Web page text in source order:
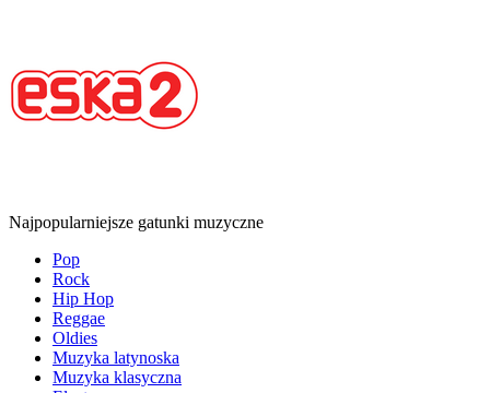
Najpopularniejsze gatunki muzyczne
Pop
Rock
Hip Hop
Reggae
Oldies
Muzyka latynoska
Muzyka klasyczna